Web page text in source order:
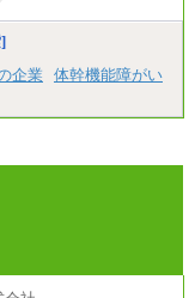
円
ざいません。
企業
体幹機能障がい